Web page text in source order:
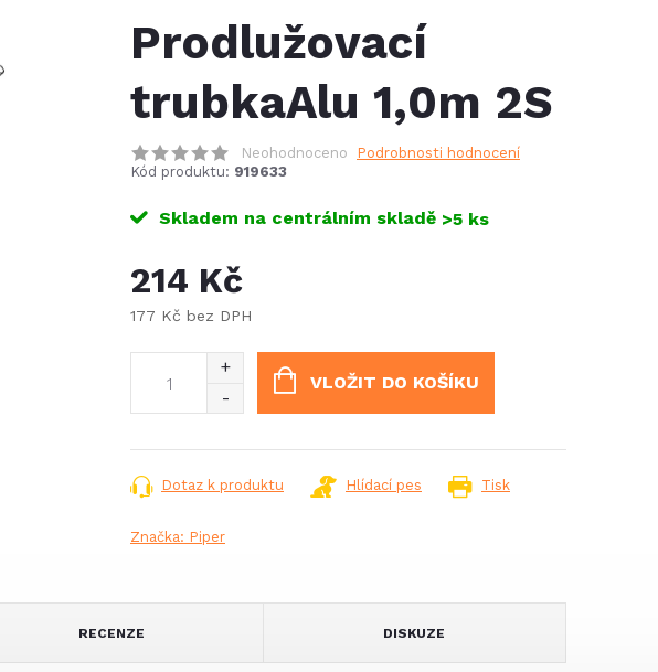
Prodlužovací
trubkaAlu 1,0m 2S
Neohodnoceno
Podrobnosti hodnocení
Kód produktu: 919633
Skladem na centrálním skladě >5 ks
214 Kč
177 Kč bez DPH
VLOŽIT DO KOŠÍKU
Tisk
Dotaz k produktu Hlídací pes
Značka: Piper
RECENZE DISKUZE